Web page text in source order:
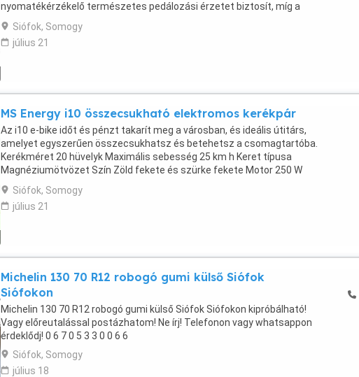
nyomatékérzékelő természetes pedálozási érzetet biztosít, míg a
Tektro hidraulikus tárcsafékek kiváló stabilitást ...
Siófok, Somogy
július 21
MS Energy i10 összecsukható elektromos kerékpár
Az i10 e-bike időt és pénzt takarít meg a városban, és ideális útitárs,
amelyet egyszerűen összecsukhatsz és betehetsz a csomagtartóba.
Kerékméret 20 hüvelyk Maximális sebesség 25 km h Keret típusa
Magnéziumötvözet Szín Zöld fekete és szürke fekete Motor 250 W
Akkumulátor 36 V, 7,8 Ah Töltési idő 4-5 ...
Siófok, Somogy
július 21
Michelin 130 70 R12 robogó gumi külső Siófok
Siófokon
Michelin 130 70 R12 robogó gumi külső Siófok Siófokon kipróbálható!
Vagy előreutalással postázhatom! Ne írj! Telefonon vagy whatsappon
érdeklődj! 0 6 7 0 5 3 3 0 0 6 6
Siófok, Somogy
július 18